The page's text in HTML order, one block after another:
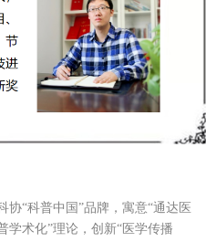
协“科普中国”品牌，寓意“通达医
学术化”理论，创新“医学传播